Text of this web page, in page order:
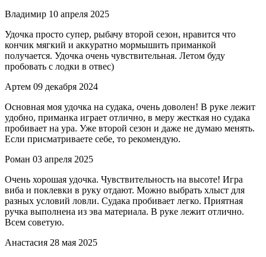
Владимир 10 апреля 2025
Удочка просто супер, рыбачу второй сезон, нравится что
кончик мягкий и аккуратно мормышить приманкой
получается. Удочка очень чувствительная. Летом буду
пробовать с лодки в отвес)
Артем 09 декабря 2024
Основная моя удочка на судака, очень доволен! В руке лежит
удобно, приманка играет отлично, в меру жесткая но судака
пробивает на ура. Уже второй сезон и даже не думаю менять.
Если присматриваете себе, то рекомендую.
Роман 03 апреля 2025
Очень хорошая удочка. Чувствительность на высоте! Игра
виба и поклевки в руку отдают. Можно выбрать хлыст для
разных условий ловли. Судака пробивает легко. Приятная
ручка выполнена из эва материала. В руке лежит отлично.
Всем советую.
Анастасия 28 мая 2025